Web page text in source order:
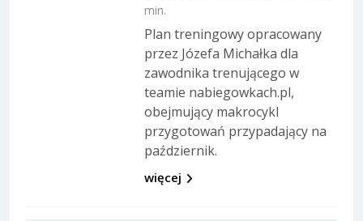
min.
Plan treningowy opracowany
przez Józefa Michałka dla
zawodnika trenującego w
teamie nabiegowkach.pl,
obejmujący makrocykl
przygotowań przypadający na
październik.
więcej